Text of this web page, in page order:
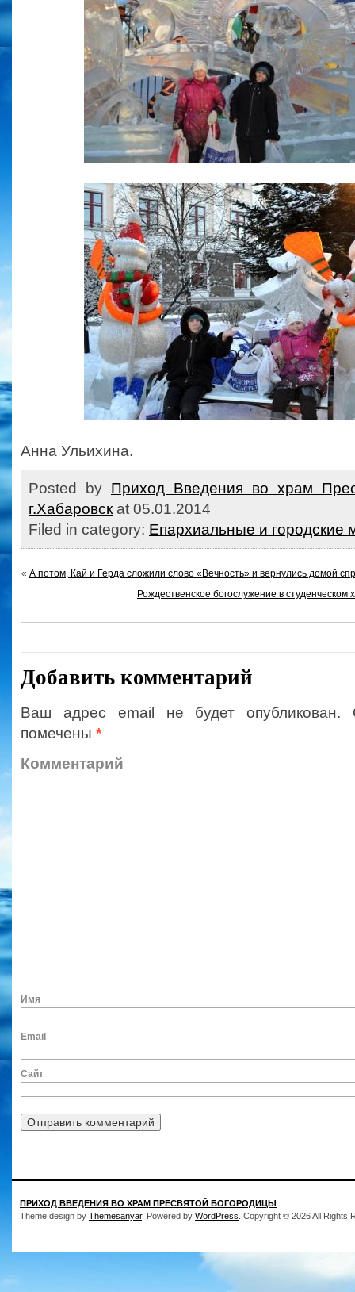
Анна Ульихина.
Posted by Приход Введения во храм
г.Хабаровск at 05.01.2014
Filed in category: Епархиальные и городские
« А потом, Кай и Герда сложили слово «Вечность» и вернулись домой
Рождественское богослужение в
Добавить комментарий
Ваш адрес email не будет опубликован.
помечены *
Сайт
ПРИХОД ВВЕДЕНИЯ ВО ХРАМ ПРЕСВЯТОЙ БОГОРОДИЦЫ
Theme design by Themesanyar. Powered by WordPress . Copyright © 2026 All Rights